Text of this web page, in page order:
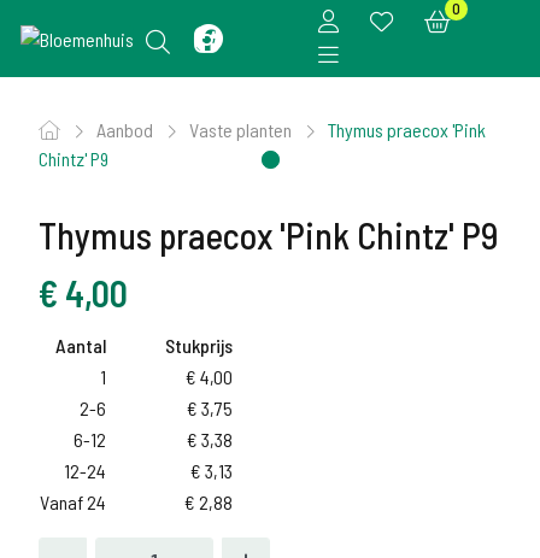
0
Aanbod Vaste planten
Thymus praecox 'Pink
Chintz' P9
Thymus praecox 'Pink Chintz' P9
€ 4,00
Aantal
Stukprijs
1
€ 4,00
2-6
€ 3,75
6-12
€ 3,38
12-24
€ 3,13
Vanaf 24
€ 2,88